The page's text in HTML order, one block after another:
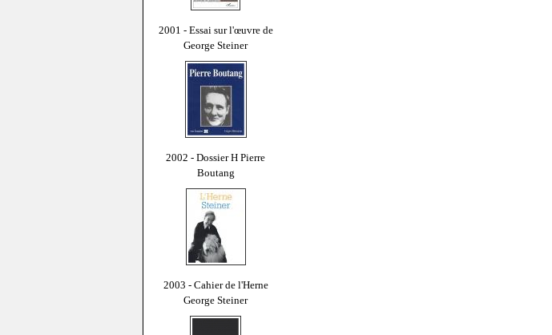
2001 - Essai sur l'œuvre de
George Steiner
2002 - Dossier H Pierre
Boutang
2003 - Cahier de l'Herne
George Steiner